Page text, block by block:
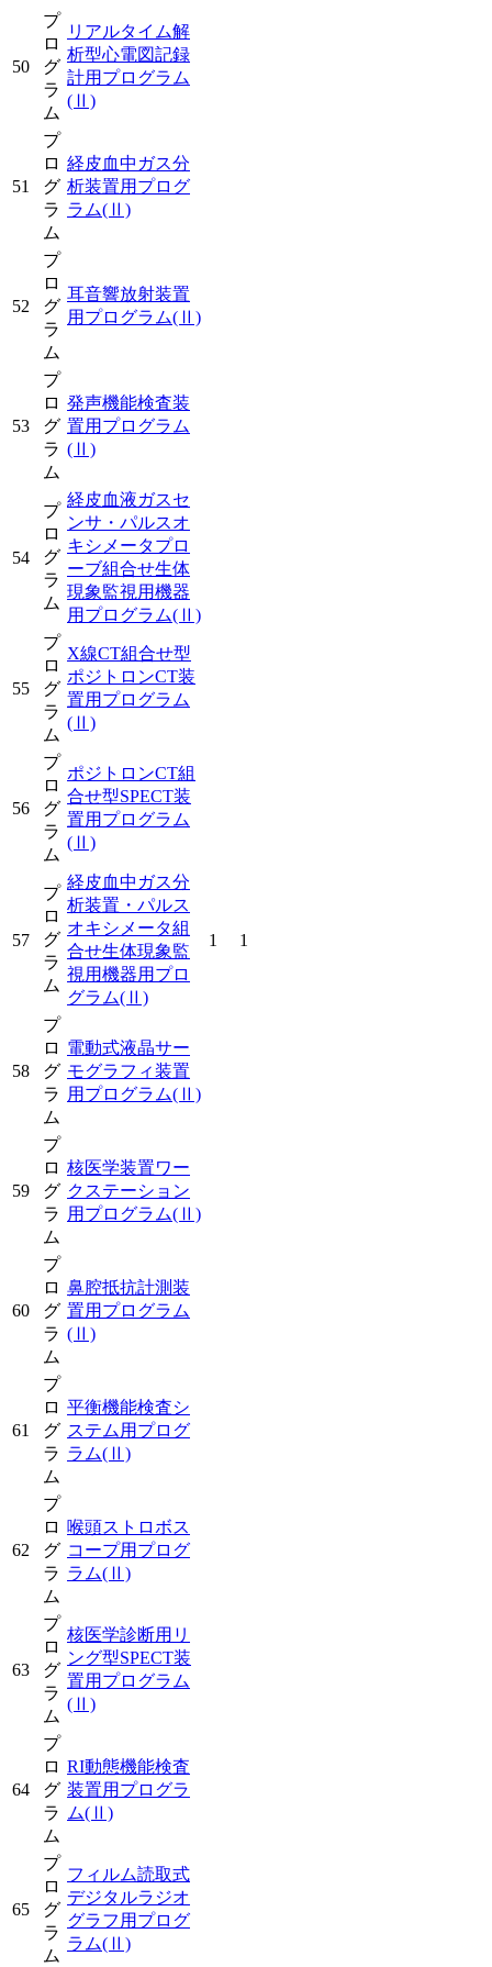
50
プ
ロ
グ
ラ
ム
リアルタイム解
析型心電図記録
計用プログラム
(Ⅱ)
51
プ
ロ
グ
ラ
ム
経皮血中ガス分
析装置用プログ
ラム(Ⅱ)
52
プ
ロ
グ
ラ
ム
耳音響放射装置
用プログラム(Ⅱ)
53
プ
ロ
グ
ラ
ム
発声機能検査装
置用プログラム
(Ⅱ)
54
プ
ロ
グ
ラ
ム
経皮血液ガスセ
ンサ・パルスオ
キシメータプロ
ーブ組合せ生体
現象監視用機器
用プログラム(Ⅱ)
55
プ
ロ
グ
ラ
ム
X線CT組合せ型
ポジトロンCT装
置用プログラム
(Ⅱ)
56
プ
ロ
グ
ラ
ム
ポジトロンCT組
合せ型SPECT装
置用プログラム
(Ⅱ)
57
プ
ロ
グ
ラ
ム
経皮血中ガス分
析装置・パルス
オキシメータ組
合せ生体現象監
視用機器用プロ
グラム(Ⅱ)
1 1
58
プ
ロ
グ
ラ
ム
電動式液晶サー
モグラフィ装置
用プログラム(Ⅱ)
59
プ
ロ
グ
ラ
ム
核医学装置ワー
クステーション
用プログラム(Ⅱ)
60
プ
ロ
グ
ラ
ム
鼻腔抵抗計測装
置用プログラム
(Ⅱ)
61
プ
ロ
グ
ラ
ム
平衡機能検査シ
ステム用プログ
ラム(Ⅱ)
62
プ
ロ
グ
ラ
ム
喉頭ストロボス
コープ用プログ
ラム(Ⅱ)
63
プ
ロ
グ
ラ
ム
核医学診断用リ
ング型SPECT装
置用プログラム
(Ⅱ)
64
プ
ロ
グ
ラ
ム
RI動態機能検査
装置用プログラ
ム(Ⅱ)
65
プ
ロ
グ
ラ
ム
フィルム読取式
デジタルラジオ
グラフ用プログ
ラム(Ⅱ)